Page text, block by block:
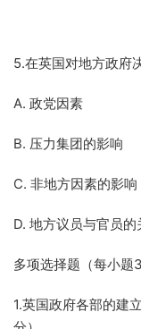
5.在英国对地方政府
A. 政党因素
B. 压力集团的影响
C. 非地方因素的影响
D. 地方议员与官员的
多项选择题（每小题
1.英国政府各部的建